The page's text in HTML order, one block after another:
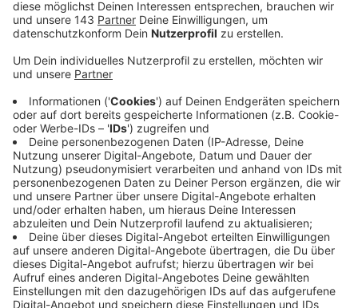
im Job, Achtsamkeit, Fasten und Sport. Lernet,
wie Ihr Eure Gesundheit unterstützen und Euer
Wohlbefinden verbessern könnt. Entdeckt neue
Möglichkeiten, um Eure Gesundheit zu fördern und
unserer Themenseite viele nützliche und
interessante Informationen findet.
Veröffentlicht: Mittwoch, 21.12.2022 16:35
Anzeige
Essen und Trinken